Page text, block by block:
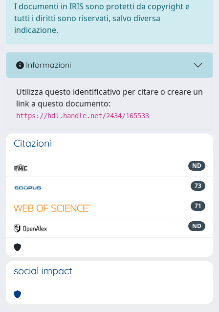
I documenti in IRIS sono protetti da copyright e
tutti i diritti sono riservati, salvo diversa
indicazione.
Informazioni
Utilizza questo identificativo per citare o creare un
link a questo documento:
https://hdl.handle.net/2434/165533
Citazioni
ND
73
71
ND
social impact